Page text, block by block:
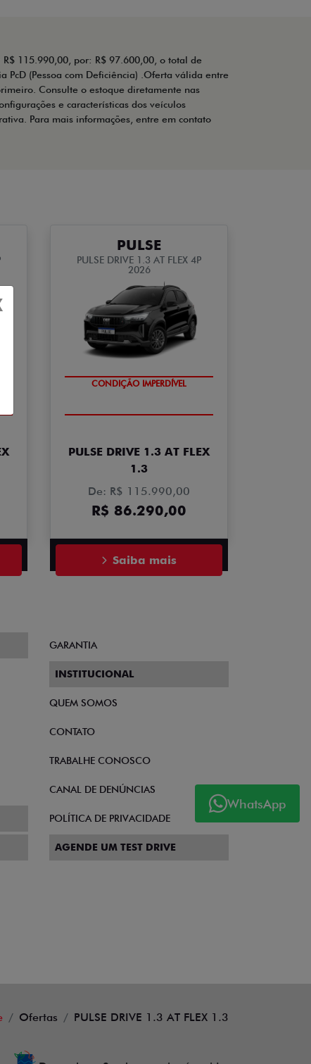
115.990,00, por: R$ 97.600,00, o total de
(Pessoa com Deficiência) .Oferta válida entre
Consulte o estoque diretamente nas
e características dos veículos
Para mais informações, entre em contato
PULSE
PULSE DRIVE 1.3 AT FLEX 4P
2026
CONDIÇÃO IMPERDÍVEL
PULSE DRIVE 1.3 AT FLEX
1.3
De: R$ 115.990,00
R$ 86.290,00
Saiba mais
WhatsApp
GARANTIA
INSTITUCIONAL
QUEM SOMOS
CONTATO
TRABALHE CONOSCO
CANAL DE DENÚNCIAS
POLÍTICA DE PRIVACIDADE
AGENDE UM TEST DRIVE
Ofertas PULSE DRIVE 1.3 AT FLEX 1.3